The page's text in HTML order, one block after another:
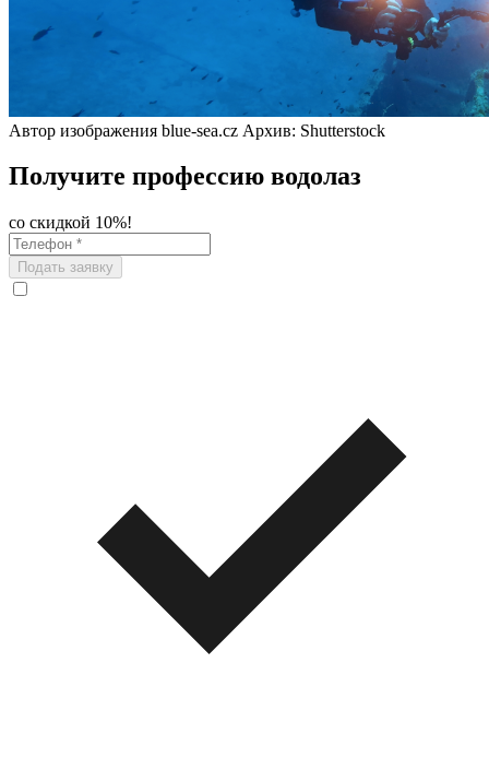
Автор изображения blue-sea.cz Архив: Shutterstock
Получите профессию водолаз
со скидкой 10%!
Подать заявку